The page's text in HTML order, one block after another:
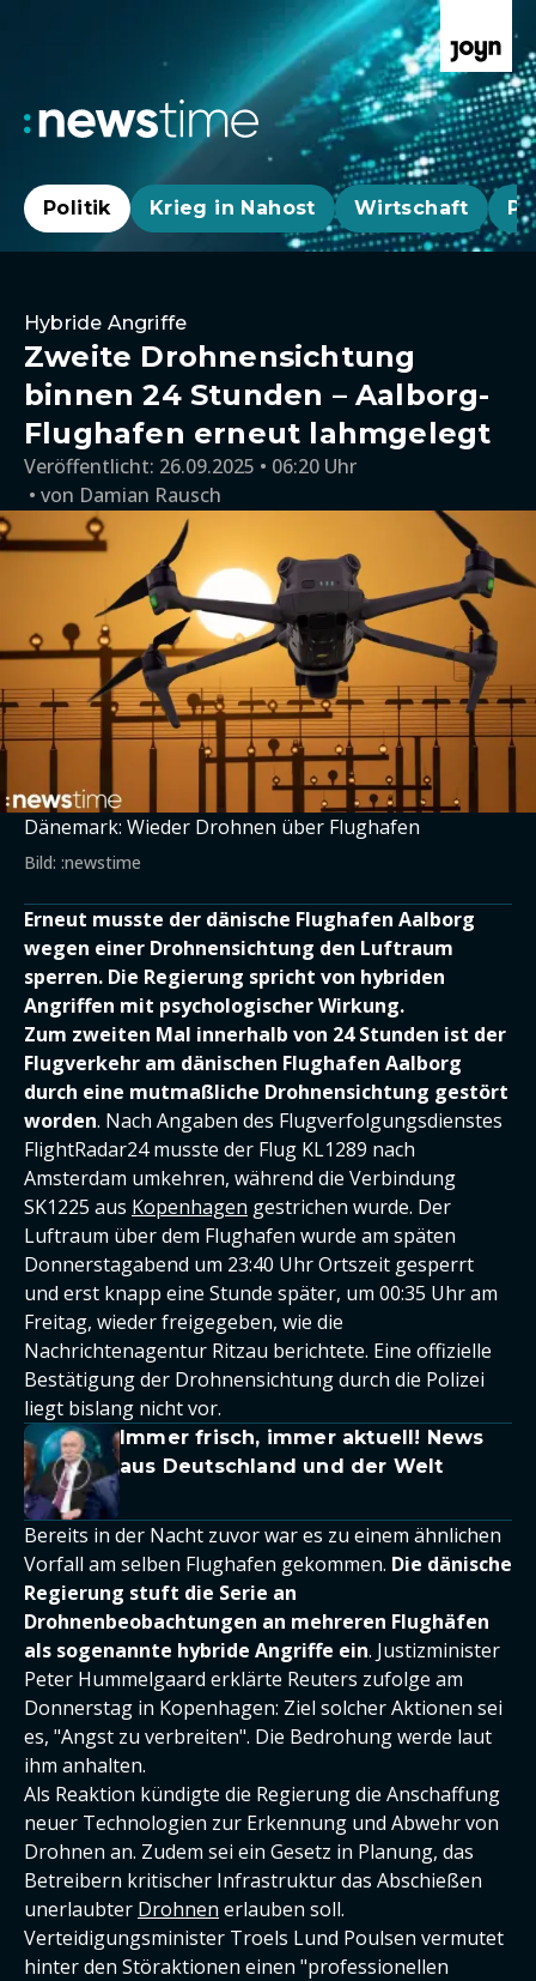
Politik Krieg in Nahost Wirtschaft
Hybride Angriffe
Zweite Drohnensichtung
binnen 24 Stunden – Aalborg-
Flughafen erneut lahmgelegt
Veröffentlicht: 26.09.2025 • 06:20 Uhr
von Damian Rausch
Dänemark: Wieder Drohnen über Flughafen
Bild: :newstime
Erneut musste der dänische Flughafen Aalborg
wegen einer Drohnensichtung den Luftraum
sperren. Die Regierung spricht von hybriden
Angriffen mit psychologischer Wirkung.
Zum zweiten Mal innerhalb von 24 Stunden ist der
Flugverkehr am dänischen Flughafen Aalborg
durch eine mutmaßliche Drohnensichtung gestört
worden. Nach Angaben des Flugverfolgungsdienstes
FlightRadar24 musste der Flug KL1289 nach
Amsterdam umkehren, während die Verbindung
SK1225 aus Kopenhagen gestrichen wurde. Der
Luftraum über dem Flughafen wurde am späten
Donnerstagabend um 23:40 Uhr Ortszeit gesperrt
und erst knapp eine Stunde später, um 00:35 Uhr am
Freitag, wieder freigegeben, wie die
Nachrichtenagentur Ritzau berichtete. Eine offizielle
Bestätigung der Drohnensichtung durch die Polizei
liegt bislang nicht vor.
Immer frisch, immer aktuell! News
aus Deutschland und der Welt
Bereits in der Nacht zuvor war es zu einem ähnlichen
Vorfall am selben Flughafen gekommen. Die dänische
Regierung stuft die Serie an
Drohnenbeobachtungen an mehreren Flughäfen
als sogenannte hybride Angriffe ein. Justizminister
Peter Hummelgaard erklärte Reuters zufolge am
Donnerstag in Kopenhagen: Ziel solcher Aktionen sei
es, "Angst zu verbreiten". Die Bedrohung werde laut
ihm anhalten.
Als Reaktion kündigte die Regierung die Anschaffung
neuer Technologien zur Erkennung und Abwehr von
Drohnen an. Zudem sei ein Gesetz in Planung, das
Betreibern kritischer Infrastruktur das Abschießen
unerlaubter Drohnen erlauben soll.
Verteidigungsminister Troels Lund Poulsen vermutet
hinter den Störaktionen einen "professionellen